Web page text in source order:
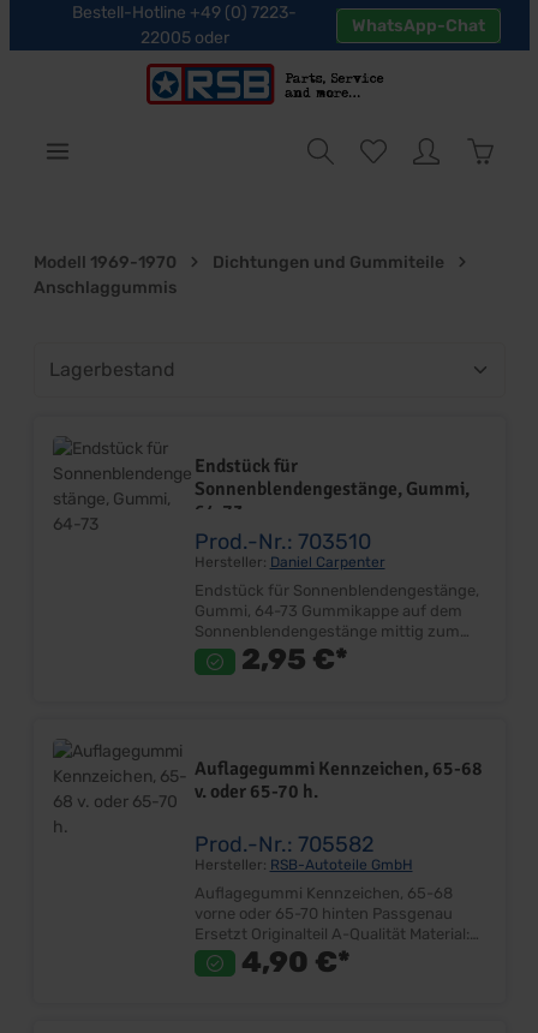
Bestell-Hotline +49 (0) 7223-
22005 oder
WhatsApp-Chat
Modell 1969-1970
Dichtungen und Gummiteile
Anschlaggummis
Endstück für
Sonnenblendengestänge, Gummi,
64-73
Prod.-Nr.: 703510
Hersteller: Daniel Carpenter
Endstück für Sonnenblendengestänge,
Gummi, 64-73 Gummikappe auf dem
Sonnenblendengestänge mittig zum
Innenspiegel Einfache Montage Kein
Klappern des Gestänges im Halter
2,95 €*
Auflagegummi Kennzeichen, 65-68
v. oder 65-70 h.
Prod.-Nr.: 705582
Hersteller: RSB-Autoteile GmbH
Auflagegummi Kennzeichen, 65-68
vorne oder 65-70 hinten Passgenau
Ersetzt Originalteil A-Qualität Material:
Gummi Farbe: Schwarz Lieferumfang:
Stück Preis: Pro Stück Einbauort: 4,90 €*